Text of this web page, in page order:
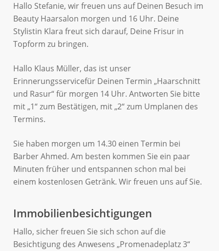
Hallo Stefanie, wir freuen uns auf Deinen Besuch im
Beauty Haarsalon morgen und 16 Uhr. Deine
Stylistin Klara freut sich darauf, Deine Frisur in
Topform zu bringen.
Hallo Klaus Müller, das ist unser
Erinnerungsservicefür Deinen Termin „Haarschnitt
und Rasur“ für morgen 14 Uhr. Antworten Sie bitte
mit „1“ zum Bestätigen, mit „2“ zum Umplanen des
Termins.
Sie haben morgen um 14.30 einen Termin bei
Barber Ahmed. Am besten kommen Sie ein paar
Minuten früher und entspannen schon mal bei
einem kostenlosen Getränk. Wir freuen uns auf Sie.
Immobilienbesichtigungen
Hallo, sicher freuen Sie sich schon auf die
Besichtigung des Anwesens „Promenadeplatz 3“